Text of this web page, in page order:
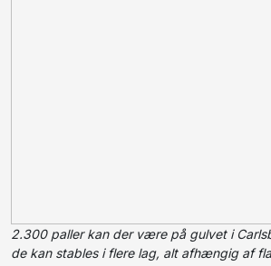
2.300 paller kan der være på gulvet i
de kan stables i flere lag, alt afhængig af